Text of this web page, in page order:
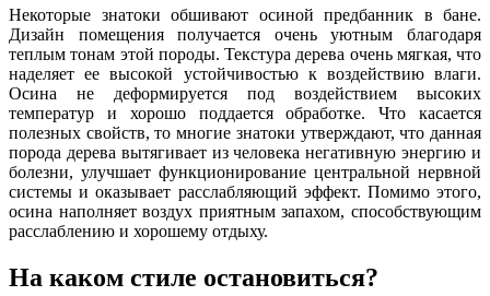
Некоторые знатоки обшивают осиной предбанник в бане.
Дизайн помещения получается очень уютным благодаря
теплым тонам этой породы. Текстура дерева очень мягкая, что
наделяет ее высокой устойчивостью к воздействию влаги.
Осина не деформируется под воздействием высоких
температур и хорошо поддается обработке. Что касается
полезных свойств, то многие знатоки утверждают, что данная
порода дерева вытягивает из человека негативную энергию и
болезни, улучшает функционирование центральной нервной
системы и оказывает расслабляющий эффект. Помимо этого,
осина наполняет воздух приятным запахом, способствующим
расслаблению и хорошему отдыху.
На каком стиле остановиться?